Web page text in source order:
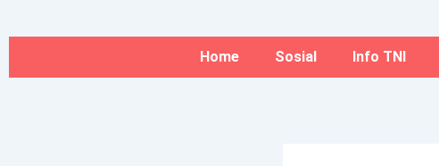
to
Home Sosial Info TNI